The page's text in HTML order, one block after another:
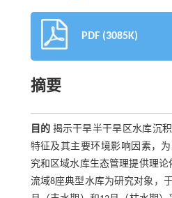
PDF (3085K)
摘要
目的 揭示干旱半干旱区水库沉
特征及其主要环境影响因素，
究和区域水库生态管理提供理论
流域8座典型水库为研究对象，